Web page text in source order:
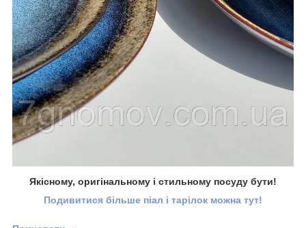
Якісному, оригінальному і стильному посуду бути!
Подивитися більше піал і тарілок можна тут!